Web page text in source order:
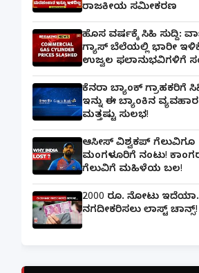
ರಾಜಕೀಯ ಸಮೀಕರಣ
ಹೊಸ ವರ್ಷಕ್ಕೆ ಸಿಹಿ ಸುದ್ದಿ:
ಗ್ಯಾಸ್‌ ಬೆಲೆಯಲ್ಲಿ ಭಾರೀ
ಉಜ್ವಲ ಫಲಾನುಭವಿಗಳಿಗೆ
ಕೆನರಾ ಬ್ಯಾಂಕ್‌ ಗ್ರಾಹಕರಿಗೆ
ಇನ್ನು ಈ ಬ್ಯಾಂಕಿನ ವ್ಯವಹಾರ
ಮತ್ತಷ್ಟು ಸುಲಭ!
ಆಸೀಸ್ ವಿಶ್ವಕಪ್ ಗೆಲುವಿಗೂ
ಮಂಗಳೂರಿಗೆ ನಂಟು!
ಗೆಲುವಿಗೆ ಮಹಿಳೆಯ ಬಲ!
2000 ರೂ. ನೋಟು
ನಗದೀಕರಿಸಲು ಲಾಸ್ಟ್‌ ಚಾನ್ಸ್‌!